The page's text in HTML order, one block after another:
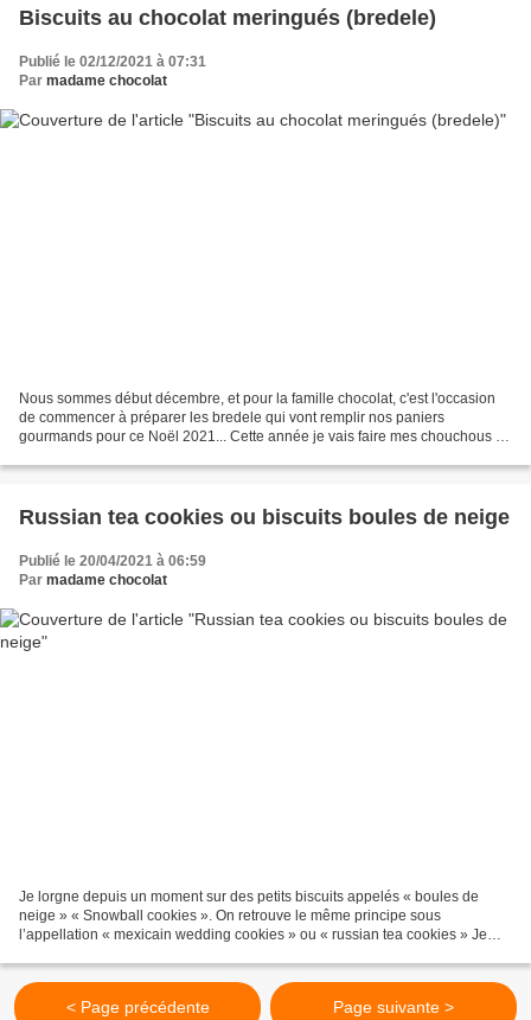
Biscuits au chocolat meringués (bredele)
Publié le 02/12/2021 à 07:31
Par madame chocolat
Nous sommes début décembre, et pour la famille chocolat, c'est l'occasion
de commencer à préparer les bredele qui vont remplir nos paniers
gourmands pour ce Noël 2021... Cette année je vais faire mes chouchous et
Russian tea cookies ou biscuits boules de neige
Publié le 20/04/2021 à 06:59
Par madame chocolat
Je lorgne depuis un moment sur des petits biscuits appelés « boules de
neige » « Snowball cookies ». On retrouve le même principe sous
l’appellation « mexicain wedding cookies » ou « russian tea cookies » Je
< Page précédente Page suivante >